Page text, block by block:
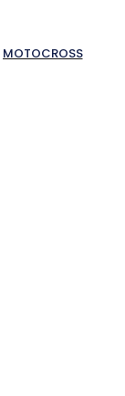
MOTOCROSS